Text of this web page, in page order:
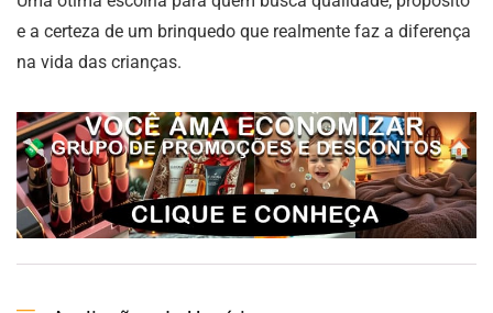
e a certeza de um brinquedo que realmente faz a diferença
na vida das crianças.